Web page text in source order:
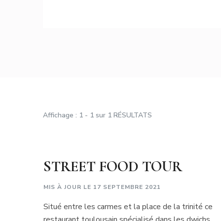
Affichage : 1 - 1 sur 1 RÉSULTATS
STREET FOOD TOUR
MIS À JOUR LE 17 SEPTEMBRE 2021
Situé entre les carmes et la place de la trinité ce